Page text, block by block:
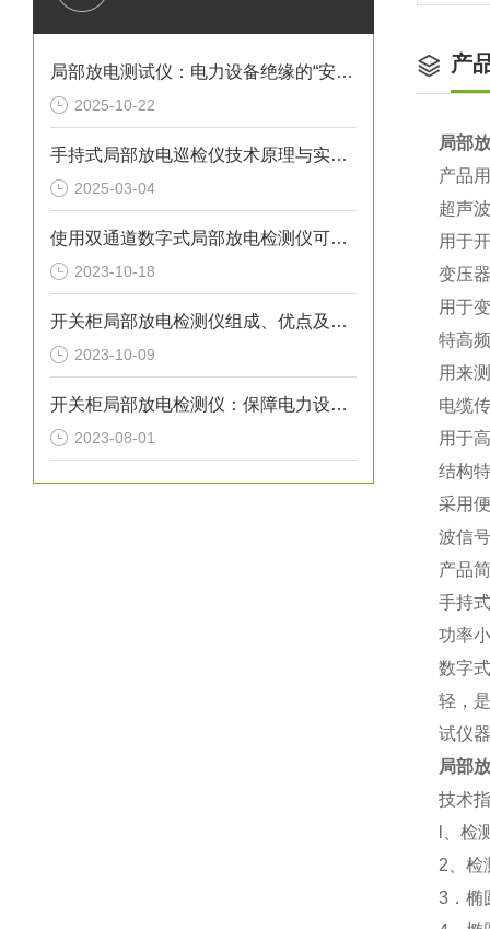
局部放电测试仪：电力设备绝缘的“安全哨兵”
2025-10-22
手持式局部放电巡检仪技术原理与实际操作
2025-03-04
使用双通道数字式局部放电检测仪可以按以下流程步骤
2023-10-18
开关柜局部放电检测仪组成、优点及注意事项科普
2023-10-09
开关柜局部放电检测仪：保障电力设备安全的必要工具
2023-08-01
产
局部
产品
超声
用于
变压
用于
特高
用来
电缆
用于
结构
采用
波信
产品
手持
功率
数字
轻，
试仪
局部
技术
l、检
2、检
3．椭